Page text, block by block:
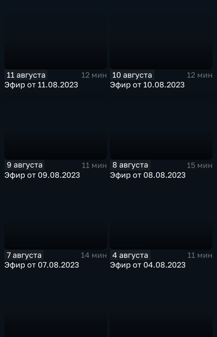
11 августа
12 мин
Эфир от 11.08.2023
10 августа
12 мин
Эфир от 10.08.2023
9 августа
11 мин
Эфир от 09.08.2023
8 августа
15 мин
Эфир от 08.08.2023
7 августа
14 мин
Эфир от 07.08.2023
4 августа
11 мин
Эфир от 04.08.2023